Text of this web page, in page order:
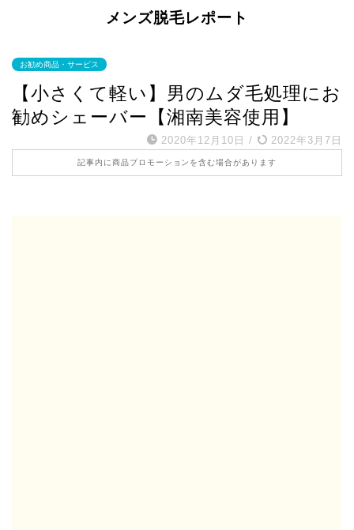
メンズ脱毛レポート
お勧め商品・サービス
【小さくて軽い】男のムダ毛処理にお
勧めシェーバー【湘南美容使用】
2020年12月10日 / 2022年3月7日
記事内に商品プロモーションを含む場合があります